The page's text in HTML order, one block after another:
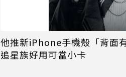
他推新iPhone手機殼「背面
追星族好用可當小卡